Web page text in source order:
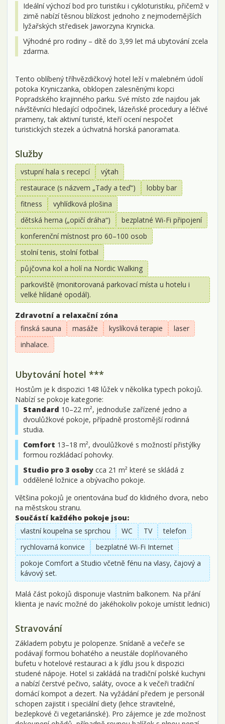
Ideální výchozí bod pro turistiku i cykloturistiku, přičemž v
zimě nabízí těsnou blízkost jednoho z nejmodernějších
lyžařských středisek Jaworzyna Krynicka.
Výhodné pro rodiny – dítě do 3,99 let má ubytování zcela
zdarma.
Tento oblíbený tříhvězdičkový hotel leží v malebném údolí
potoka Kryniczanka, obklopen zalesněnými kopci
Popradského krajinného parku. Své místo zde najdou jak
návštěvníci hledající odpočinek, lázeňské procedury a léčivé
prameny, tak aktivní turisté, kteří ocení nespočet
turistických stezek a úchvatná horská panoramata.
Služby
vstupní hala s recepcí
výtah
restaurace (s názvem „Tady a teď“)
lobby bar
fitness
vyhlídková plošina
dětská herna („opičí dráha“)
bezplatné Wi-Fi připojení
konferenční místnost pro 60–100 osob
stolní tenis, stolní fotbal
půjčovna kol a holí na Nordic Walking
parkoviště (monitorovaná parkovací místa u hotelu i
velké hlídané opodál).
Zdravotní a relaxační zóna
finská sauna
masáže kyslíková terapie
laser
inhalace.
Ubytování hotel ***
Hostům je k dispozici 148 lůžek v několika typech pokojů.
Nabízí se pokoje kategorie:
Standard 10–22 m², jednoduše zařízené jedno a
dvoulůžkové pokoje, případně prostornější rodinná
studia.
Comfort 13–18 m², dvoulůžkové s možností přistýlky
formou rozkládací pohovky.
Studio pro 3 osoby cca 21 m² které se skládá z
oddělené ložnice a obývacího pokoje.
Většina pokojů je orientována buď do klidného dvora, nebo
na městskou stranu.
Součástí každého pokoje jsou:
vlastní koupelna se sprchou
WC TV
telefon
rychlovarná konvice
bezplatné Wi-Fi Internet
pokoje Comfort a Studio včetně fénu na vlasy, čajový a
kávový set.
Malá část pokojů disponuje vlastním balkonem. Na přání
klienta je navíc možné do jakéhokoliv pokoje umístit lednici)
Stravování
Základem pobytu je polopenze. Snídaně a večeře se
podávají formou bohatého a neustále doplňovaného
bufetu v hotelové restauraci a k jídlu jsou k dispozici
studené nápoje. Hotel si zakládá na tradiční polské kuchyni
a nabízí čerstvé pečivo, saláty, ovoce a k večeři tradiční
domácí kompot a dezert. Na vyžádání předem je personál
schopen zajistit i speciální diety (lehce stravitelné,
bezlepkové či vegetariánské). Pro zájemce je zde možnost